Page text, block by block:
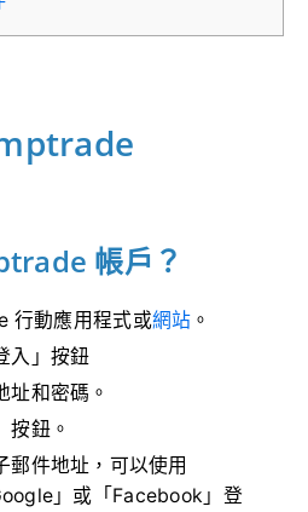
帳戶？
行動應用程式或網站 。
入」按鈕
址和密碼。
按鈕。
郵件地址，可以使用
」或「Facebook」登